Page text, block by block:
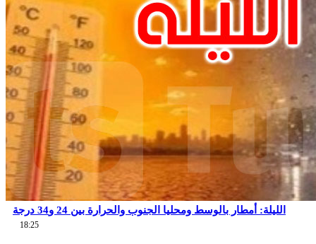
الليلة: أمطار بالوسط ومحليا الجنوب والحرارة بين 24 و34 درجة
18:25